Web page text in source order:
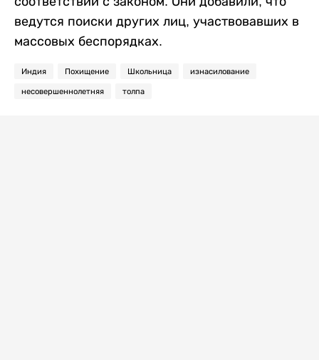
ведутся поиски других лиц, участвовавших в
массовых беспорядках.
Индия Похищение Школьница изнасилование
несовершеннолетняя толпа